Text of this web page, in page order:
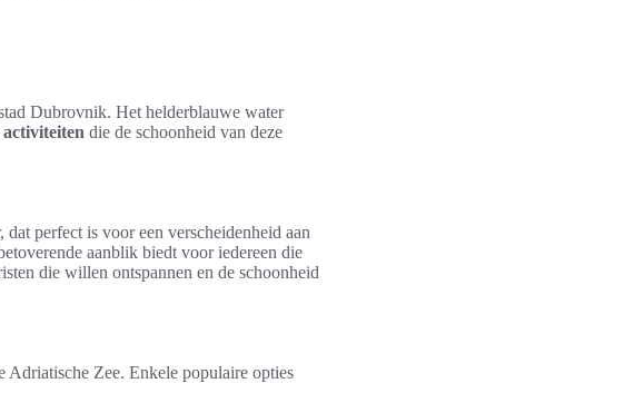
Dubrovnik. Het helderblauwe water
activiteiten die de schoonheid van deze
perfect is voor een verscheidenheid aan
aanblik biedt voor iedereen die
die willen ontspannen en de schoonheid
Adriatische Zee. Enkele populaire opties